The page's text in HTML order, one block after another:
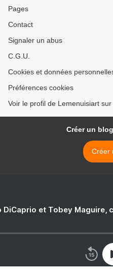
Pages
Contact
Signaler un abus
C.G.U.
Cookies et données
Préférences cookies
Voir le profil de Lemenuisiart
Créer un
Créer
DiCaprio et Tobey Maguire,